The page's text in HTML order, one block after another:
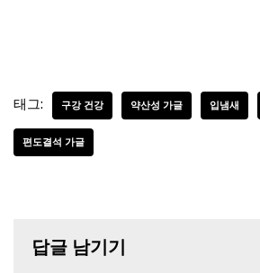
태그: 구강 건강 약산성 가글 입냄새
편도결석 가글
답글 남기기